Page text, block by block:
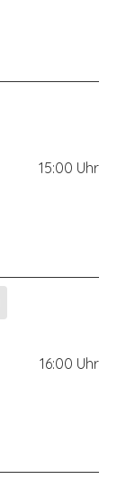
15:00 Uhr
16:00 Uhr